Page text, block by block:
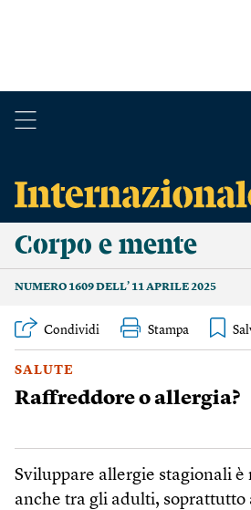
Corpo e mente
NUMERO 1609 DELL’ 11 APRILE 2025
Condividi Stampa
SALUTE
Raffreddore o allergia?
Sviluppare allergie stagionali è
anche tra gli adulti, soprattutto